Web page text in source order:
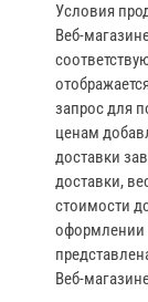
Условия
запрос для
ценам
доставки
доставки,
стоимости
оформлении